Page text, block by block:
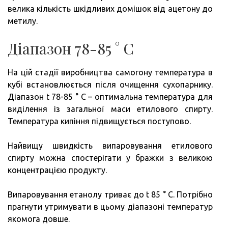
велика кількість шкідливих домішок від ацетону до
метилу.
Діапазон 78-85 ° C
На цій стадії виробництва самогону температура в
кубі встановлюється після очищення сухопарнику.
Діапазон t 78-85 ° C – оптимальна температура для
виділення із загальної маси етилового спирту.
Температура кипіння підвищується поступово.
Найвищу швидкість випаровування етилового
спирту можна спостерігати у бражки з великою
концентрацією продукту.
Випаровування етанолу триває до t 85 ° C. Потрібно
прагнути утримувати в цьому діапазоні температур
якомога довше.